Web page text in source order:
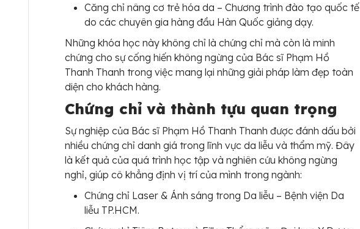
Căng chỉ nâng cơ trẻ hóa da – Chương trình đào tạo quốc tế
do các chuyên gia hàng đầu Hàn Quốc giảng dạy.
Những khóa học này không chỉ là chứng chỉ mà còn là minh
chứng cho sự cống hiến không ngừng của Bác sĩ Phạm Hồ
Thanh Thanh trong việc mang lại những giải pháp làm đẹp toàn
diện cho khách hàng.
Chứng chỉ và thành tựu quan trọng
Sự nghiệp của Bác sĩ Phạm Hồ Thanh Thanh được đánh dấu bởi
nhiều chứng chỉ danh giá trong lĩnh vực da liễu và thẩm mỹ. Đây
là kết quả của quá trình học tập và nghiên cứu không ngừng
nghỉ, giúp cô khẳng định vị trí của mình trong ngành:
Chứng chỉ Laser & Ánh sáng trong Da liễu – Bệnh viện Da
liễu TP.HCM.